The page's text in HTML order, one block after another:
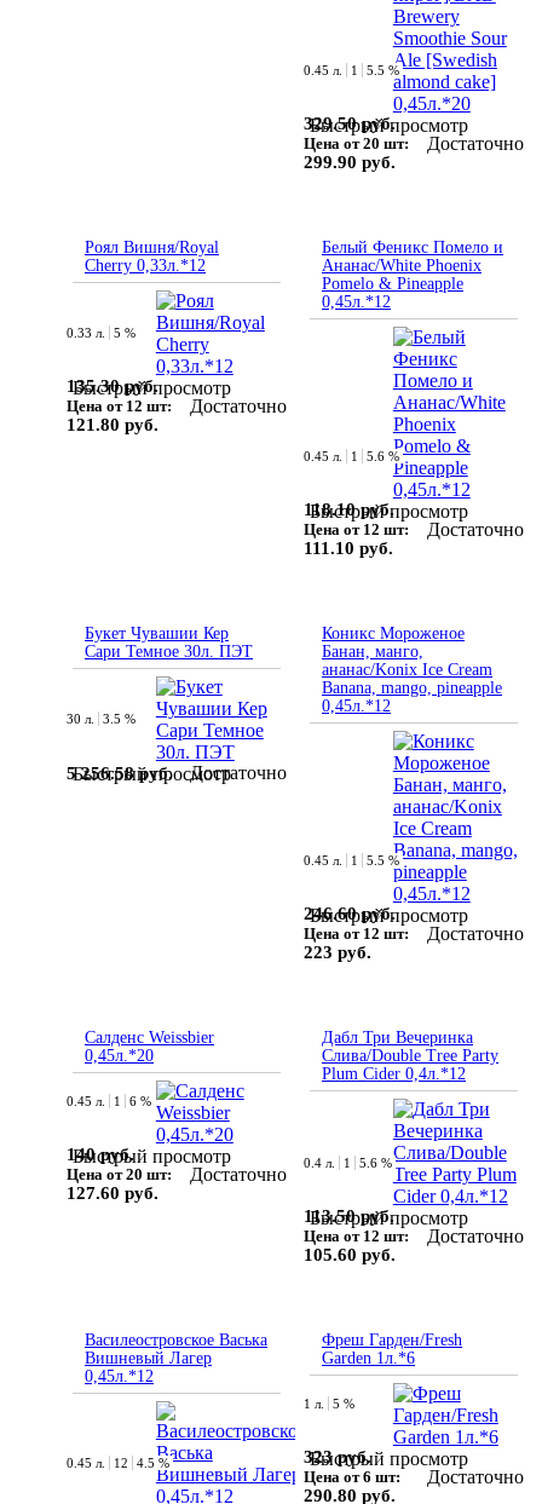
Быстрый просмотр
0.45 л. 1 5.5 %
329.50 руб.
Цена от 20 шт:
299.90 руб.
Достаточно
Роял Вишня/Royal
Cherry 0,33л.*12
Быстрый просмотр
0.33 л. 5 %
135.30 руб.
Цена от 12 шт:
121.80 руб.
Достаточно
Белый Феникс Помело и
Ананас/White Phoenix
Pomelo & Pineapple
0,45л.*12
Быстрый просмотр
0.45 л. 1 5.6 %
118.10 руб.
Цена от 12 шт:
111.10 руб.
Достаточно
Букет Чувашии Кер
Сари Темное 30л. ПЭТ
Быстрый просмотр
30 л. 3.5 %
5 256.58 руб. Достаточно
Коникс Мороженое
Банан, манго,
ананас/Konix Ice Cream
Banana, mango, pineapple
0,45л.*12
Быстрый просмотр
0.45 л. 1 5.5 %
246.60 руб.
Цена от 12 шт:
223 руб.
Достаточно
Салденс Weissbier
0,45л.*20
Быстрый просмотр
0.45 л. 1 6 %
140 руб.
Цена от 20 шт:
127.60 руб.
Достаточно
Дабл Три Вечеринка
Слива/Double Tree Party
Plum Cider 0,4л.*12
Быстрый просмотр
0.4 л. 1 5.6 %
113.50 руб.
Цена от 12 шт:
105.60 руб.
Достаточно
Василеостровское Васька
Вишневый Лагер
0,45л.*12
0.45 л. 12 4.5 %
Фреш Гарден/Fresh
Garden 1л.*6
Быстрый просмотр
1 л. 5 %
323 руб.
Цена от 6 шт:
290.80 руб.
Достаточно